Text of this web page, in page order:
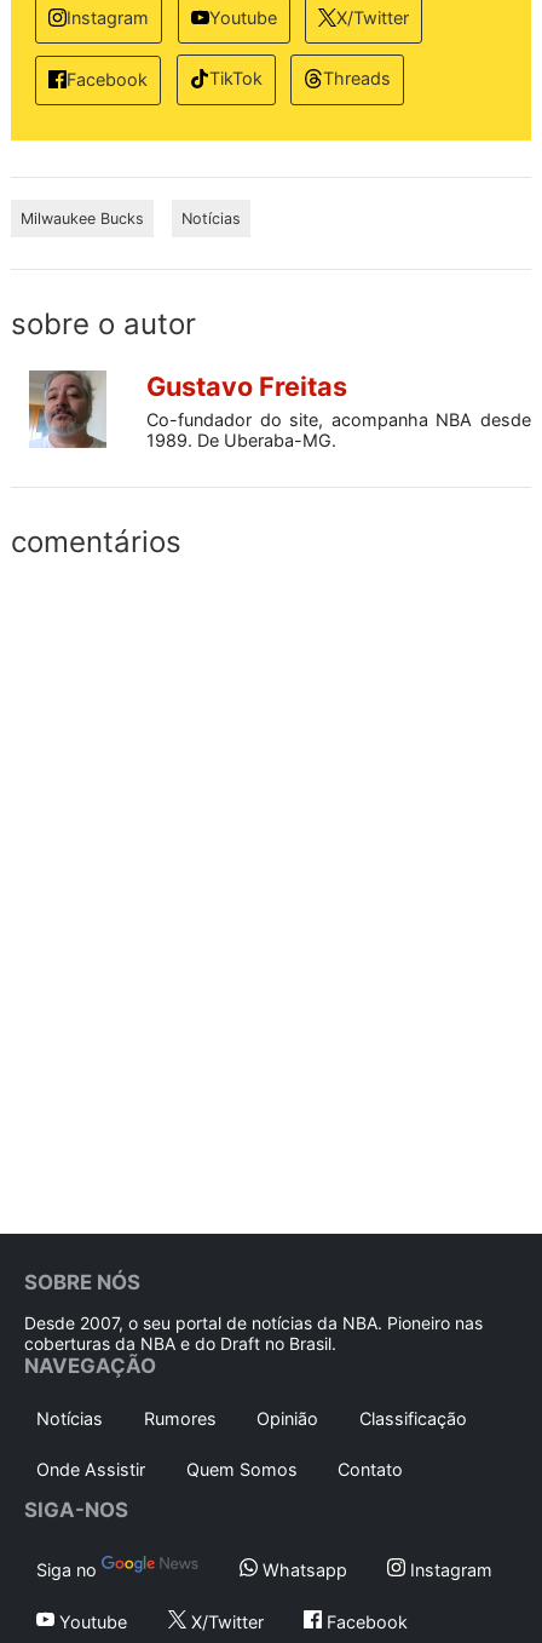
Instagram Youtube X/Twitter
Facebook TikTok Threads
Milwaukee Bucks Notícias
sobre o autor
Gustavo Freitas
Co-fundador do site, acompanha NBA desde
1989. De Uberaba-MG.
comentários
SOBRE NÓS
Desde 2007, o seu portal de notícias da NBA. Pioneiro nas
coberturas da NBA e do Draft no Brasil.
NAVEGAÇÃO
Notícias Rumores Opinião Classificação
Onde Assistir Quem Somos Contato
SIGA-NOS
Siga no Whatsapp Instagram
Youtube X/Twitter Facebook